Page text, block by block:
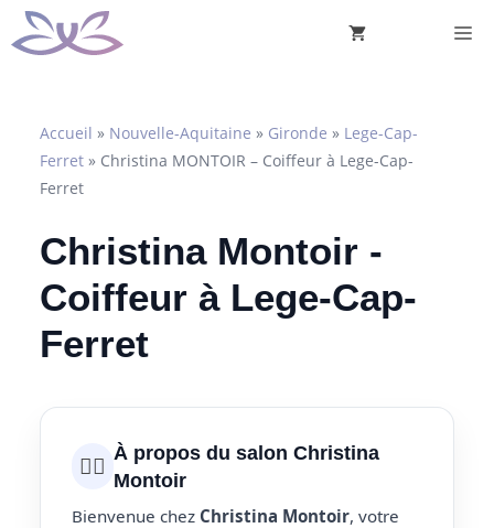
Aller
au
Accueil » Nouvelle-Aquitaine » Gironde » Lege-Cap-
Ferret » Christina MONTOIR – Coiffeur à Lege-Cap-
Ferret
Christina Montoir -
Coiffeur à Lege-Cap-
Ferret
💇‍♀️ À propos du salon Christina
Montoir
Bienvenue chez Christina Montoir, votre